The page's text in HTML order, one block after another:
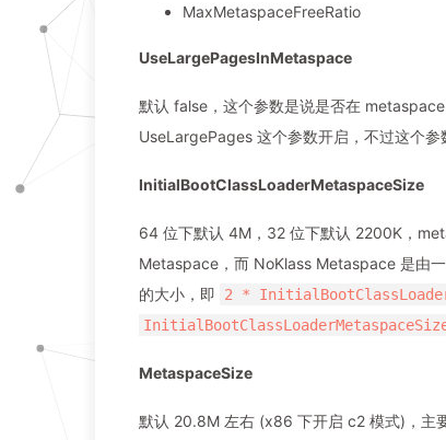
MaxMetaspaceFreeRatio
UseLargePagesInMetaspace
默认 false，这个参数是说是否在
UseLargePages 这个参数开启，不过这个参
InitialBootClassLoaderMetaspaceSize
64 位下默认 4M，32 位下默认 2200K，
Metaspace，而 NoKlass Metaspace 是由
的大小，即
2 *
MetaspaceSize
默认 20.8M 左右 (x86 下开启 c2 模式)，主